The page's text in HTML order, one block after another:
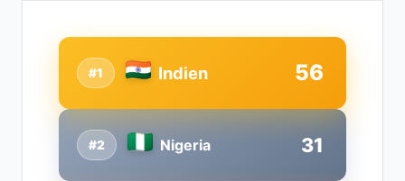
#2 Nigeria 31
#1 Indien 56